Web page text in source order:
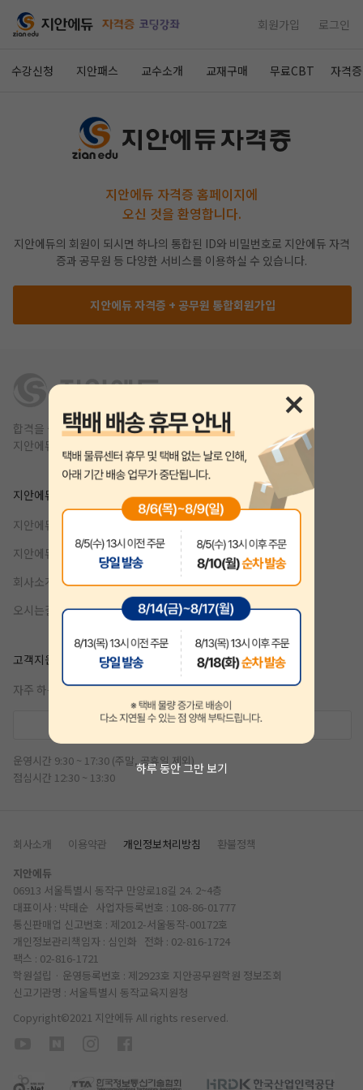
회원가입 로그인
수강신청 지안패스 교수소개 교재구매 무료CBT 자격
시 수강일 3일 자동 연장! 실기 87% 적중 신화 정
하루 동안 그만 보기
지안에듀 자격증 홈페이지에
오신 것을 환영합니다.
지안에듀의 회원이 되시면 하나의 통합된 ID와 비밀번호로 지안에듀 자격
증과 공무원 등 다양한 서비스를 이용하실 수 있습니다.
지안에듀 자격증 + 공무원 통합회원가입
합격을 쉽고 빠르게,
지안에듀는 1년 안에 합격을 목표를 합니다.
지안에듀
지안에듀 공무원
지안에듀 자격증
회사소개
오시는길
제휴
강사지원
기업제휴
고객지원
자주 하는 질문
문의하기
운영시간 9:30 ~ 17:30 (주말, 공휴일 제외)
점심시간 12:30 ~ 13:30
회사소개 이용약관 개인정보처리방침
환불정책
지안에듀
06913 서울특별시 동작구 만양로18길 24. 2~4층
대표이사 : 박태순 사업자등록번호 : 108-86-01777
통신판매업 신고번호 : 제2012-서울동작-00172호
개인정보관리책임자 : 심인화 전화 : 02-816-1724
팩스 : 02-816-1721
학원설립 · 운영등록번호 : 제2923호 지안공무원학원 정보조회
신고기관명 : 서울특별시 동작교육지원청
Copyright©2021 지안에듀 All rights reserved.